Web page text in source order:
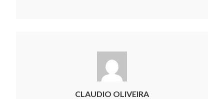
CLAUDIO OLIVEIRA